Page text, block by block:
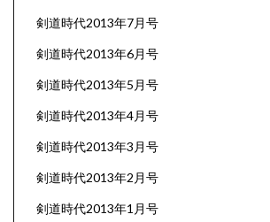
剣道時代2013年7月号
剣道時代2013年6月号
剣道時代2013年5月号
剣道時代2013年4月号
剣道時代2013年3月号
剣道時代2013年2月号
剣道時代2013年1月号